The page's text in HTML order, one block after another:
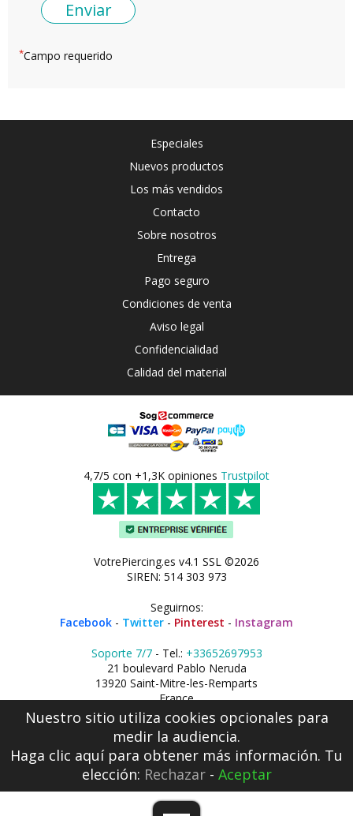
*Campo requerido
Especiales
Nuevos productos
Los más vendidos
Contacto
Sobre nosotros
Entrega
Pago seguro
Condiciones de venta
Aviso legal
Confidencialidad
Calidad del material
4,7/5 con +1,3K opiniones Trustpilot
VotrePiercing.es v4.1 SSL ©2026
SIREN: 514 303 973
Seguirnos:
Facebook - Twitter - Pinterest - Instagram
Soporte 7/7- Tel.: +33652697953
21 boulevard Pablo Neruda
13920 Saint-Mitre-les-Remparts
France
Nuestro sitio utiliza cookies opcionales para
medir la audiencia.
Haga clic aquípara obtener más información. Tu
elección: Rechazar- Aceptar